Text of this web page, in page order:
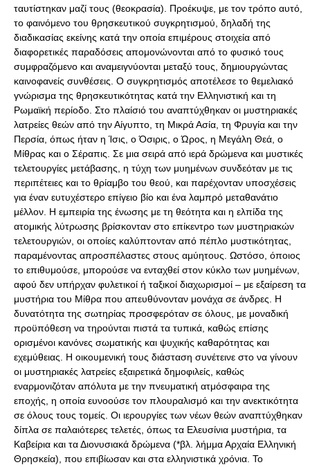
ταυτίστηκαν μαζί τους (θεοκρασία). Προέκυψε, με τον τρόπο αυτό,
το φαινόμενο του θρησκευτικού συγκρητισμού, δηλαδή της
διαδικασίας εκείνης κατά την οποία επιμέρους στοιχεία από
διαφορετικές παραδόσεις απομονώνονται από το φυσικό τους
συμφραζόμενο και αναμειγνύονται μεταξύ τους, δημιουργώντας
καινοφανείς συνθέσεις. Ο συγκρητισμός αποτέλεσε το θεμελιακό
γνώρισμα της θρησκευτικότητας κατά την Ελληνιστική και τη
Ρωμαϊκή περίοδο. Στο πλαίσιό του αναπτύχθηκαν οι μυστηριακές
λατρείες θεών από την Αίγυπτο, τη Μικρά Ασία, τη Φρυγία και την
Περσία, όπως ήταν η Ίσις, ο Όσιρις, ο Ώρος, η Μεγάλη Θεά, ο
Μίθρας και ο Σέραπις. Σε μια σειρά από ιερά δρώμενα και μυστικές
τελετουργίες μετάβασης, η τύχη των μυημένων συνδεόταν με τις
περιπέτειες και το θρίαμβο του θεού, και παρέχονταν υποσχέσεις
για έναν ευτυχέστερο επίγειο βίο και ένα λαμπρό μεταθανάτιο
μέλλον. Η εμπειρία της ένωσης με τη θεότητα και η ελπίδα της
ατομικής λύτρωσης βρίσκονταν στο επίκεντρο των μυστηριακών
τελετουργιών, οι οποίες καλύπτονταν από πέπλο μυστικότητας,
παραμένοντας απροσπέλαστες στους αμύητους. Ωστόσο, όποιος
το επιθυμούσε, μπορούσε να ενταχθεί στον κύκλο των μυημένων,
αφού δεν υπήρχαν φυλετικοί ή ταξικοί διαχωρισμοί – με εξαίρεση τα
μυστήρια του Μίθρα που απευθύνονταν μονάχα σε άνδρες. Η
δυνατότητα της σωτηρίας προσφερόταν σε όλους, με μοναδική
προϋπόθεση να τηρούνται πιστά τα τυπικά, καθώς επίσης
ορισμένοι κανόνες σωματικής και ψυχικής καθαρότητας και
εχεμύθειας. Η οικουμενική τους διάσταση συνέτεινε στο να γίνουν
οι μυστηριακές λατρείες εξαιρετικά δημοφιλείς, καθώς
εναρμονιζόταν απόλυτα με την πνευματική ατμόσφαιρα της
εποχής, η οποία ευνοούσε τον πλουραλισμό και την ανεκτικότητα
σε όλους τους τομείς. Οι ιερουργίες των νέων θεών αναπτύχθηκαν
δίπλα σε παλαιότερες τελετές, όπως τα Ελευσίνια μυστήρια, τα
Καβείρια και τα Διονυσιακά δρώμενα (*βλ. λήμμα Αρχαία Ελληνική
Θρησκεία), που επιβίωσαν και στα ελληνιστικά χρόνια. Το